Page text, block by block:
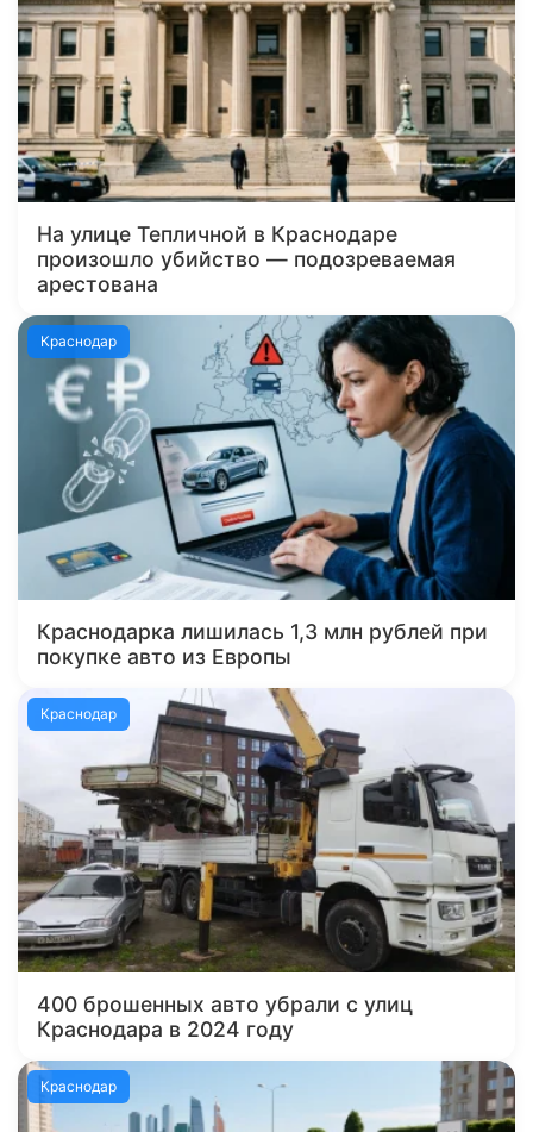
На улице Тепличной в Краснодаре
произошло убийство — подозреваемая
арестована
Краснодар
Краснодарка лишилась 1,3 млн рублей при
покупке авто из Европы
Краснодар
400 брошенных авто убрали с улиц
Краснодара в 2024 году
Краснодар